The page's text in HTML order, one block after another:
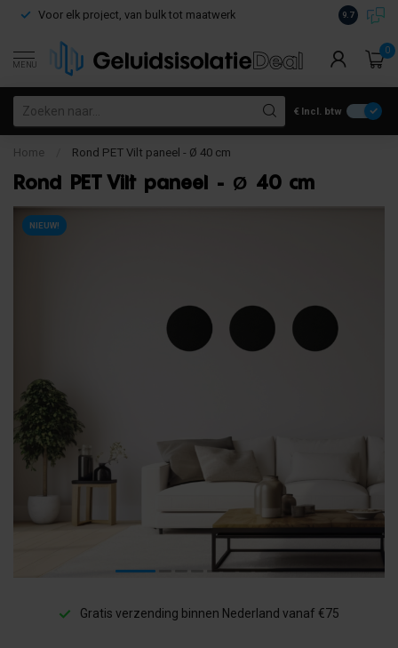
Voor elk project, van bulk tot maatwerk Gratis
9.7
MENU
0
€ Incl. btw
Home Rond PET Vilt paneel - Ø 40 cm
Rond PET Vilt paneel - Ø 40 cm
NIEUW!
Gratis verzending binnen Nederland vanaf €75